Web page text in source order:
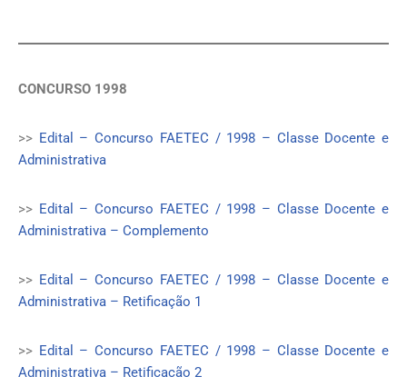
CONCURSO 1998
>> Edital – Concurso FAETEC / 1998 – Classe Docente e
Administrativa
>> Edital – Concurso FAETEC / 1998 – Classe Docente e
Administrativa – Complemento
>> Edital – Concurso FAETEC / 1998 – Classe Docente e
Administrativa – Retificação 1
>> Edital – Concurso FAETEC / 1998 – Classe Docente e
Administrativa – Retificação 2